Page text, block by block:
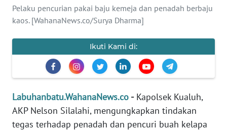
Pelaku pencurian pakai baju kemeja dan penadah berbaju
kaos. [WahanaNews.co/Surya Dharma]
Ikuti Kami di:
Labuhanbatu.WahanaNews.co -Kapolsek Kualuh,
AKP Nelson Silalahi, mengungkapkan tindakan
tegas terhadap penadah dan pencuri buah kelapa
REDAKSI
DISCLAIMER
Wahana
News
Regional